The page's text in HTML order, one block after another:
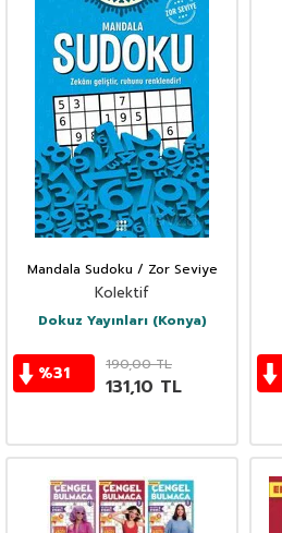
Mandala Sudoku / Zor Seviye
Kolektif
Dokuz Yayınları (Konya)
%31 190,00TL
131,10 TL